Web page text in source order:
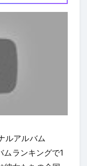
ルアルバム
ムランキングで1